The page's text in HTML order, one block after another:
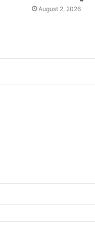
August 2, 2026